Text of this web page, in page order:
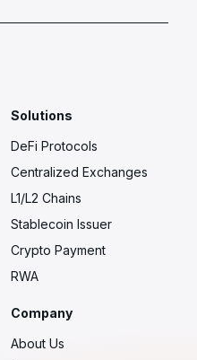
Solutions
DeFi Protocols
Centralized Exchanges
L1/L2 Chains
Stablecoin Issuer
Crypto Payment
RWA
Company
About Us